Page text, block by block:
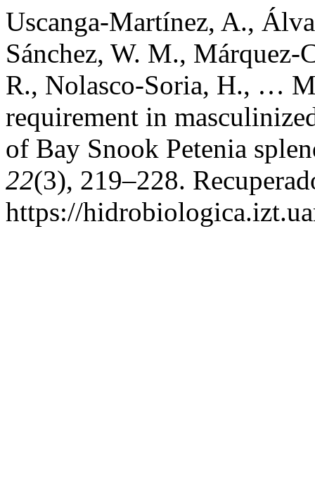
Uscanga-Martínez, A.,
Sánchez, W. M., Márquez-
R., Nolasco-Soria, H., …
requirement in
of Bay Snook Petenia
22(3), 219–228.
https://